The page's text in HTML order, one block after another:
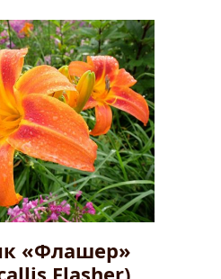
«Флашер»
Flasher)